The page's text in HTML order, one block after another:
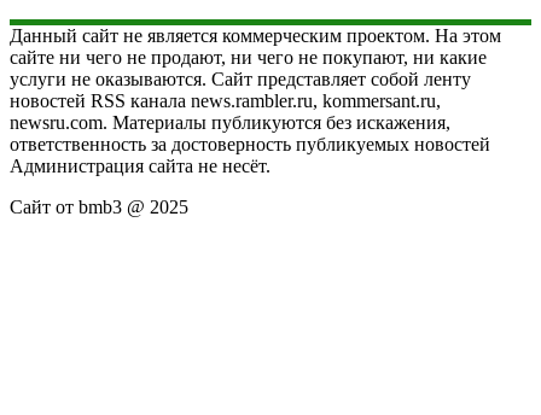
Данный сайт не является коммерческим проектом. На этом
сайте ни чего не продают, ни чего не покупают, ни какие
услуги не оказываются. Сайт представляет собой ленту
новостей RSS канала news.rambler.ru, kommersant.ru,
newsru.com. Материалы публикуются без искажения,
ответственность за достоверность публикуемых новостей
Администрация сайта не несёт.
Сайт от bmb3 @ 2025